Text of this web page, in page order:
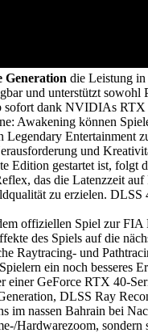
Generation die Leistung in
und unterstützt
sofort dank NVIDIAs
Awakening können
Entertainment
und
Edition gestartet ist,
das die Latenzzeit
zu erzielen.
offiziellen Spiel zur
des Spiels auf die
Raytracing- und
ein noch
GeForce RTX 40-
DLSS Ray
im nassen Bahrain bei
Hardwarezoom,